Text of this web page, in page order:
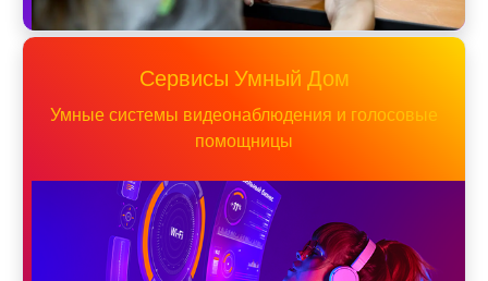
Сервисы Умный Дом
Умные системы видеонаблюдения и голосовые
помощницы